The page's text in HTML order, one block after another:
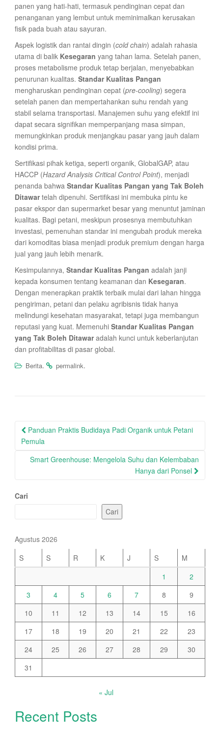
panen yang hati-hati, termasuk pendinginan cepat dan
penanganan yang lembut untuk meminimalkan kerusakan
fisik pada buah atau sayuran.
Aspek logistik dan rantai dingin (cold chain) adalah rahasia
utama di balik Kesegaran yang tahan lama. Setelah panen,
proses metabolisme produk tetap berjalan, menyebabkan
penurunan kualitas. Standar Kualitas Pangan
mengharuskan pendinginan cepat (pre-cooling) segera
setelah panen dan mempertahankan suhu rendah yang
stabil selama transportasi. Manajemen suhu yang efektif ini
dapat secara signifikan memperpanjang masa simpan,
memungkinkan produk menjangkau pasar yang jauh dalam
kondisi prima.
Sertifikasi pihak ketiga, seperti organik, GlobalGAP, atau
HACCP (Hazard Analysis Critical Control Point), menjadi
penanda bahwa Standar Kualitas Pangan yang Tak Boleh
Ditawartelah dipenuhi. Sertifikasi ini membuka pintu ke
pasar ekspor dan supermarket besar yang menuntut jaminan
kualitas. Bagi petani, meskipun prosesnya membutuhkan
investasi, pemenuhan standar ini mengubah produk mereka
dari komoditas biasa menjadi produk premium dengan harga
jual yang jauh lebih menarik.
Kesimpulannya, Standar Kualitas Pangan adalah janji
kepada konsumen tentang keamanan dan Kesegaran.
Dengan menerapkan praktik terbaik mulai dari lahan hingga
pengiriman, petani dan pelaku agribisnis tidak hanya
melindungi kesehatan masyarakat, tetapi juga membangun
reputasi yang kuat. Memenuhi Standar Kualitas Pangan
yang Tak Boleh Ditawaradalah kunci untuk keberlanjutan
dan profitabilitas di pasar global.
Berita. permalink.
Post
navigation
Panduan Praktis Budidaya Padi Organik untuk Petani
Pemula
Smart Greenhouse: Mengelola Suhu dan Kelembaban
Hanya dari Ponsel
Cari
Cari
Agustus 2026
S
S R K J S
M
1
2
3
4 5 6 7 8
9
10
11 12 13 14 15
16
17
18 19 20 21 22
23
24
25 26 27 28 29
30
31
« Jul
Recent Posts